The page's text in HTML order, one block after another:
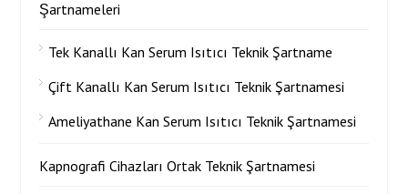
Şartnameleri
Tek Kanallı Kan Serum Isıtıcı Teknik Şartname
Çift Kanallı Kan Serum Isıtıcı Teknik Şartnamesi
Ameliyathane Kan Serum Isıtıcı Teknik Şartnamesi
Kapnografi Cihazları Ortak Teknik Şartnamesi